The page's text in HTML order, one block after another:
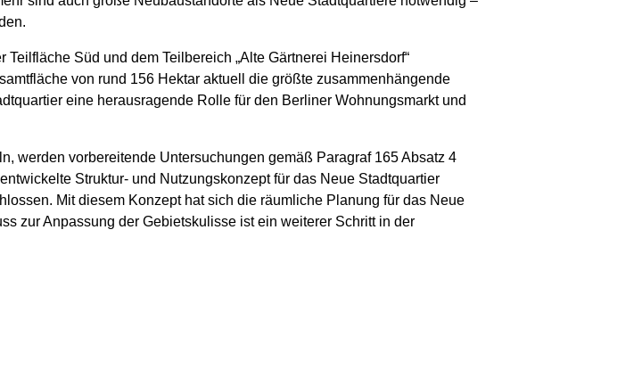
Süd und dem Teilbereich „Alte Gärtnerei Heinersdorf“
von rund 156 Hektar aktuell die größte zusammenhängende
eine herausragende Rolle für den Berliner Wohnungsmarkt und
werden vorbereitende Untersuchungen gemäß Paragraf 165 Absatz 4
Struktur- und Nutzungskonzept für das Neue Stadtquartier
Mit diesem Konzept hat sich die räumliche Planung für das Neue
zur Anpassung der Gebietskulisse ist ein weiterer Schritt in der